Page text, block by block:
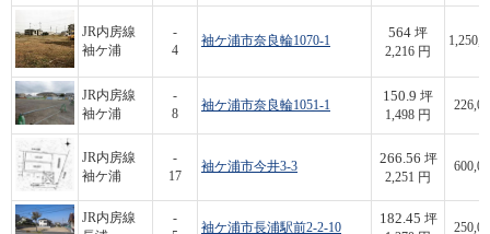
JR内房線
袖ケ浦
-
4
袖ケ浦市奈良輪1070-1
564 坪
2,216 円
JR内房線
袖ケ浦
-
8
袖ケ浦市奈良輪1051-1
150.9 坪
1,498 円
JR内房線
袖ケ浦
-
17
袖ケ浦市今井3-3
266.56 坪
2,251 円
JR内房線
-
袖ケ浦市長浦駅前2-2-10
182.45 坪